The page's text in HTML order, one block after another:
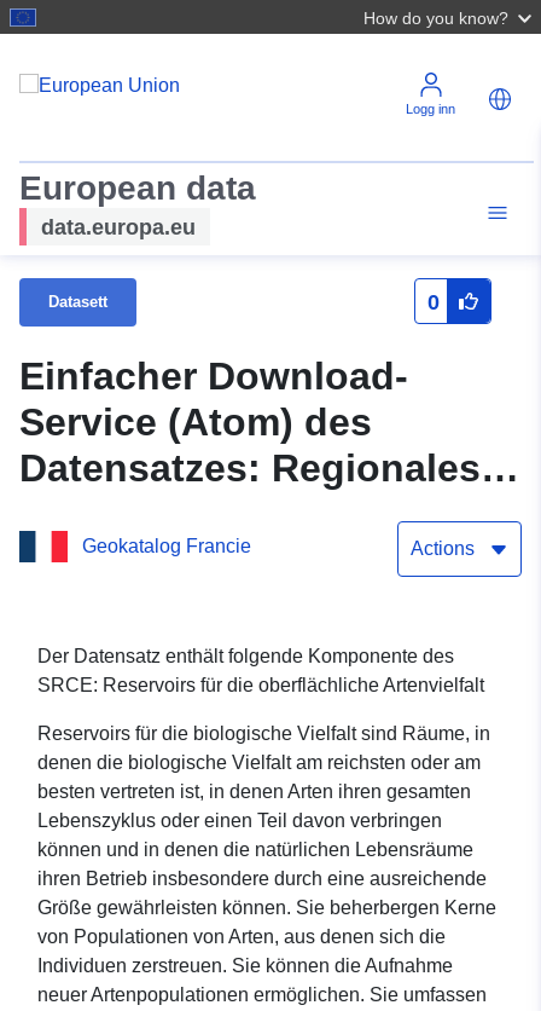
How do you know?
Logg inn
European data
data.europa.eu
Datasett 0
Einfacher Download-
Service (Atom) des
Datensatzes: Regionales
Schema der ökologischen
Kohärenz (SRCE) von
die oberflächliche
Artenvielfalt
Geokatalog Francie Actions
Der Datensatz enthält folgende Komponente des
SRCE: Reservoirs für die oberflächliche Artenvielfalt
Reservoirs für die biologische Vielfalt sind Räume, in
denen die biologische Vielfalt am reichsten oder am
besten vertreten ist, in denen Arten ihren gesamten
Lebenszyklus oder einen Teil davon verbringen
können und in denen die natürlichen Lebensräume
ihren Betrieb insbesondere durch eine ausreichende
Größe gewährleisten können. Sie beherbergen Kerne
von Populationen von Arten, aus denen sich die
Individuen zerstreuen. Sie können die Aufnahme
neuer Artenpopulationen ermöglichen. Sie umfassen